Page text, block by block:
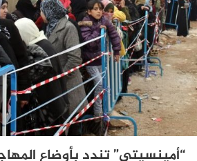
“أمينسيتي” تندد بأوضاع